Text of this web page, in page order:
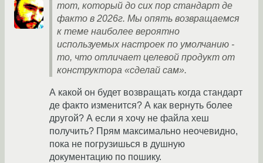
тот, который до сих пор стандарт де
факто в 2026г. Мы опять возвращаемся
к теме наиболее вероятно
используемых настроек по умолчанию -
то, что отличает целевой продукт от
конструктора «сделай сам».
А какой он будет возвращать когда стандарт
де факто изменится? А как вернуть более
другой? А если я хочу не файла хеш
получить? Прям максимально неочевидно,
пока не погрузишься в душную
документацию по пошику.